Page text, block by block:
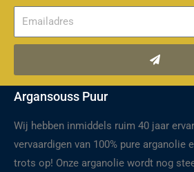
Argansouss Puur
Wij hebben inmiddels ruim 40 jaar
vervaardigen van 100% pure arganolie
trots op! Onze arganolie wordt nog